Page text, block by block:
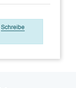
Schreibe